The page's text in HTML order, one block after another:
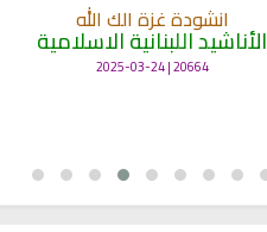
انشودة غزة الك الله
الأناشيد اللبنانية الاسلامية
20664 | 2025-03-24